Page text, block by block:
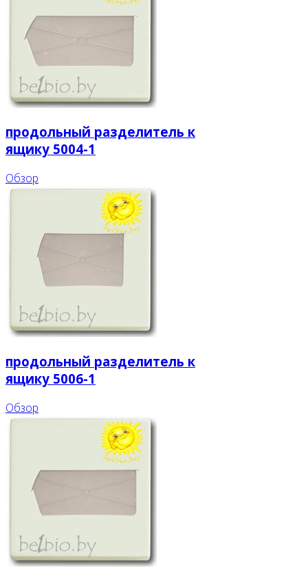
продольный разделитель к
ящику 5004-1
Обзор
продольный разделитель к
ящику 5006-1
Обзор